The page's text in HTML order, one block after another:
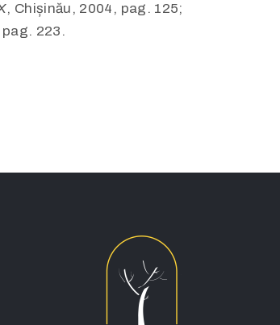
, Chișinău, 2004, pag. 125;
223.